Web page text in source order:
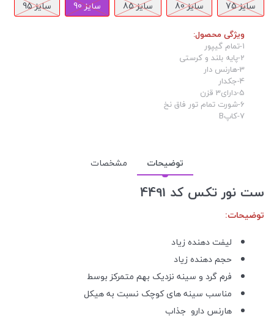
سایز 75 سایز 80 سایز 85 سایز 90 سایز 95
ویژگی محصول:
1-تمام گیپور
2-پایه بلند و کرستی
3-هارنس دار
4-جکدار
5-دارای3 قزن
6-شورت تمام تور فاق نخ
7-کاپB
توضیحات مشخصات
ست نور تکس کد 4491
توضیحات:
لیفت دهنده زیاد
حجم دهنده زیاد
فرم گرد و سینه نزدیک بهم متمرکز بوسط
مناسب سینه های کوچک نسبت به هیکل
هارنس دارو جذاب